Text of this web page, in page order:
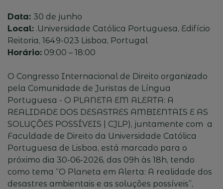
Data: 30 de junho
Local: .Universidade Católica Portuguesa, Edifício
Reitoria, 1649-023 Lisboa, Portugal
Horário: 09:00 – 18:00
O Congresso Internacional de Direito organizado
pela Comunidade de Juristas de Língua
Portuguesa - O PLANETA EM ALERTA: A
REALIDADE DOS DESASTRES AMBIENTAIS E AS
SOLUÇÕES POSSÍVEIS | CJLP), juntamente com a
Faculdade de Direito da Universidade Católica
Portuguesa de Lisboa, está marcado para o
próximo dia 30-06-2026, das 09h às 18h, tendo
como tema “O Planeta em Alerta: A realidade dos
desastres ambientais e as soluções possíveis”,